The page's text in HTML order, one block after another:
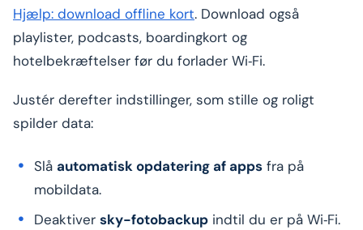
Hjælp: download offline kort. Download også
playlister, podcasts, boardingkort og
hotelbekræftelser før du forlader Wi‑Fi.
Justér derefter indstillinger, som stille og roligt
spilder data:
Slå automatisk opdatering af apps fra på
mobildata.
Deaktiver sky-fotobackup indtil du er på Wi‑Fi.